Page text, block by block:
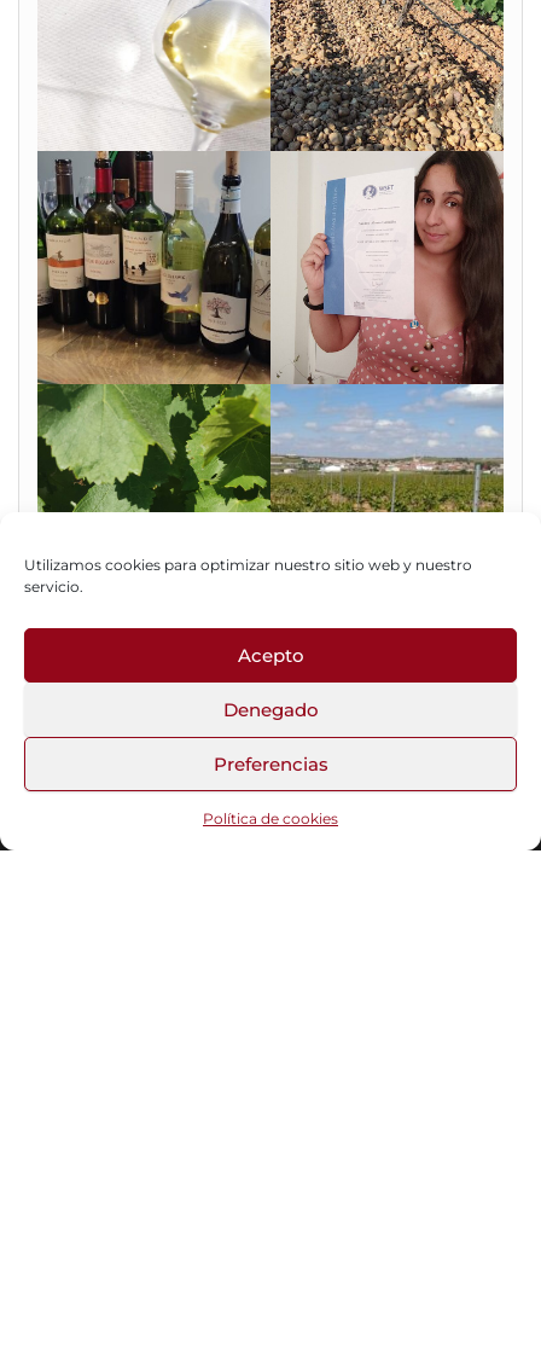
Utilizamos cookies para optimizar nuestro sitio web y nuestro
servicio.
Acepto
Denegado
Preferencias
Política de cookies
Fotos del Blog
Funciona gracias aWordPress |Tema:Head Blog